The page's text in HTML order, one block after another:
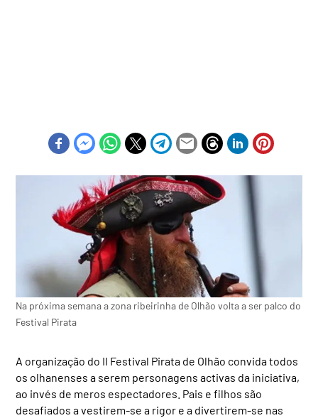
Na próxima semana a zona ribeirinha de Olhão volta a ser palco do
Festival Pirata
A organização do II Festival Pirata de Olhão convida todos
os olhanenses a serem personagens activas da iniciativa,
ao invés de meros espectadores. Pais e filhos são
desafiados a vestirem-se a rigor e a divertirem-se nas